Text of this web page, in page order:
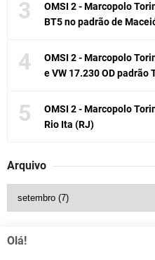
OMSI 2 - Marcopolo
BT5 no padrão de
OMSI 2 - Marcopolo
e VW 17.230 OD padrão
OMSI 2 - Marcopolo
Rio Ita (RJ)
Arquivo
Olá!